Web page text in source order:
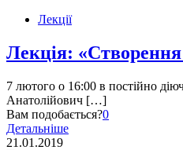
Лекції
Лекція: «Створення
7 лютого о 16:00 в постійно
Анатолійович […]
Вам подобається?0
Детальніше
21.01.2019